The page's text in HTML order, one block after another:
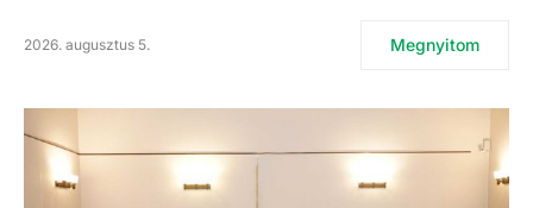
2026. augusztus 5. Megnyitom